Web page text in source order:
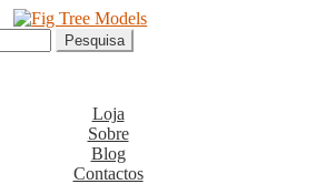
Pesquisa
Loja
Sobre
Blog
Contactos